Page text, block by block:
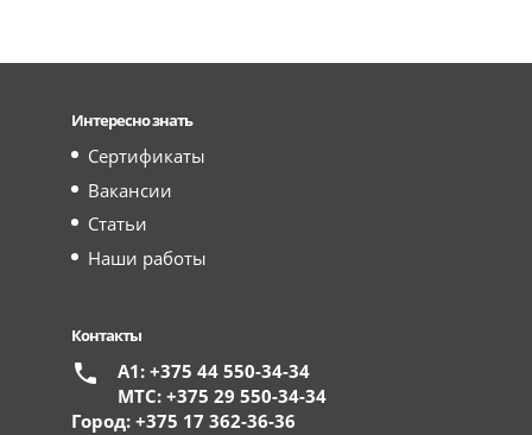
Интересно знать
Сертификаты
Вакансии
Статьи
Наши работы
Контакты
А1: +375 44 550-34-34
МТС: +375 29 550-34-34
Город: +375 17 362-36-36